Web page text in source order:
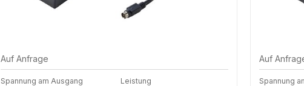
Auf Anfrage
Spannung am Ausgang Leistung
Auf
Spannung